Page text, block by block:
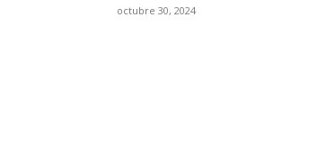
octubre 30, 2024